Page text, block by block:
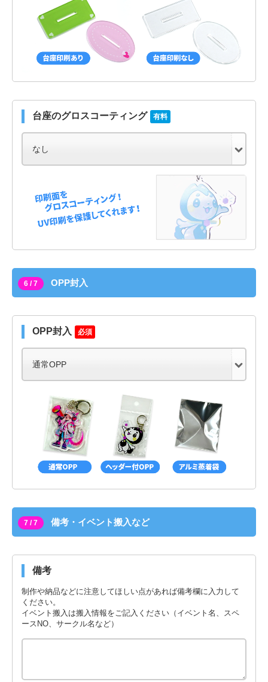
台座のグロスコーティング 有料
6 / 7 OPP封入
OPP封入 必須
7 / 7 備考・イベント搬入など
備考
制作や納品などに注意してほしい点があれば備考欄に入力して
ください。
イベント搬入は搬入情報をご記入ください（イベント名、スペ
ースNO、サークル名など）